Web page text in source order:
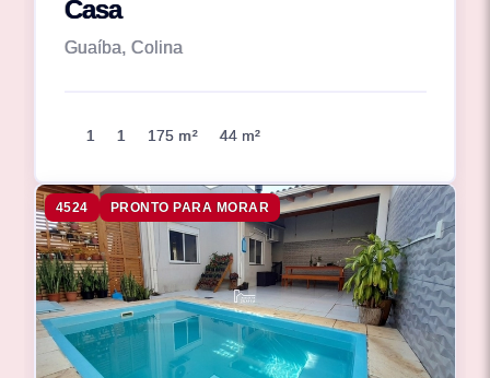
Casa
Guaíba, Colina
1 1 175 m² 44 m²
4524 PRONTO PARA MORAR